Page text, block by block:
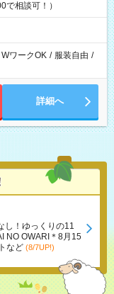
相談可！）
ワークOK / 服装自由 /
詳細へ
し！ゆっくりの11
NO OWARI＊8月15
など (8/7UP!)